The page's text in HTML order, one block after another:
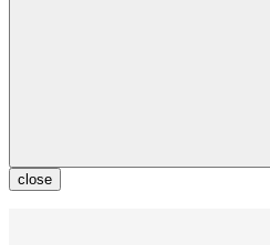
close